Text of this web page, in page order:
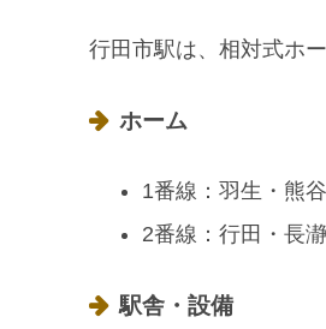
行田市駅は、相対式ホ
ホーム
1番線：羽生・熊
2番線：行田・長
駅舎・設備